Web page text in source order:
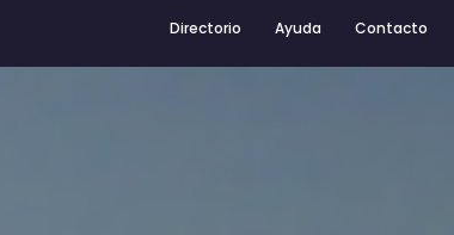
Directorio Ayuda Contacto